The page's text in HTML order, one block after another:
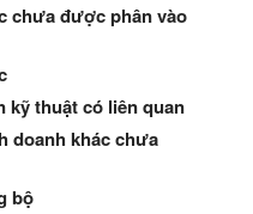
chưa được phân vào
kỹ thuật có liên quan
doanh khác chưa
bộ